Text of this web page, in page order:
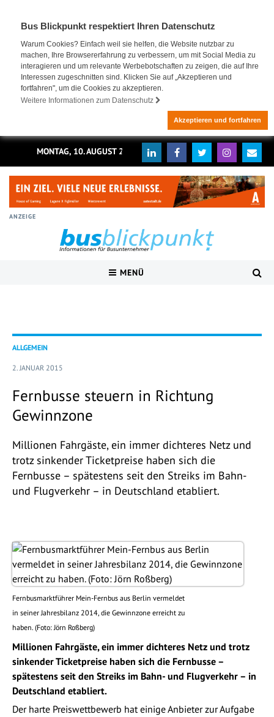
Bus Blickpunkt respektiert Ihren Datenschutz
Warum Cookies? Einfach weil sie helfen, die Website nutzbar zu
machen, Ihre Browsererfahrung zu verbessern, um mit Social Media zu
interagieren und um relevante Werbebotschaften zu zeigen, die auf Ihre
Interessen zugeschnitten sind. Klicken Sie auf „Akzeptieren und
fortfahren", um die Cookies zu akzeptieren.
Weitere Informationen zum Datenschutz
Akzeptieren und fortfahren
MONTAG, 10. AUGUST 2026
ANZEIGE
MENÜ
ALLGEMEIN
2. JANUAR 2015
Fernbusse steuern in Richtung
Gewinnzone
Millionen Fahrgäste, ein immer dichteres Netz und
trotz sinkender Ticketpreise haben sich die
Fernbusse – spätestens seit den Streiks im Bahn-
und Flugverkehr – in Deutschland etabliert.
Fernbusmarktführer Mein-Fernbus aus Berlin vermeldet
in seiner Jahresbilanz 2014, die Gewinnzone erreicht zu
haben. (Foto: Jörn Roßberg)
Millionen Fahrgäste, ein immer dichteres Netz und trotz
sinkender Ticketpreise haben sich die Fernbusse –
spätestens seit den Streiks im Bahn- und Flugverkehr – in
Deutschland etabliert.
Der harte Preiswettbewerb hat einige Anbieter zur Aufgabe